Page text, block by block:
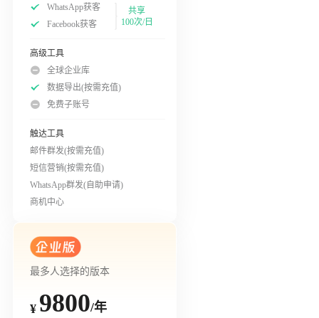
WhatsApp获客
Facebook获客
共享
100次/日
高级工具
全球企业库
数据导出(按需充值)
免费子账号
触达工具
邮件群发(按需充值)
短信营销(按需充值)
WhatsApp群发(自助申请)
商机中心
最多人选择的版本
¥ 9800/年